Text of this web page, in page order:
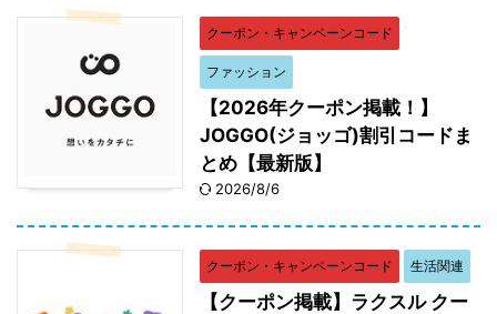
クーポン・キャンペーンコード
ファッション
【2026年クーポン掲載！】
JOGGO(ジョッゴ)割引コードま
とめ【最新版】
2026/8/6
クーポン・キャンペーンコード 生活関連
【クーポン掲載】ラクスル クー